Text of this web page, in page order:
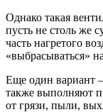
Однако такая
пусть не столь же
часть нагретого
«выбрасываться»
Еще один вариант
также выполняют
от грязи, пыли,